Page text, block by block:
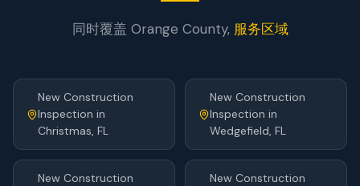
同时覆盖 Orange County, 服务区域
New Construction
Inspection in
Christmas, FL
New Construction
Inspection in
Wedgefield, FL
New Construction
New Construction